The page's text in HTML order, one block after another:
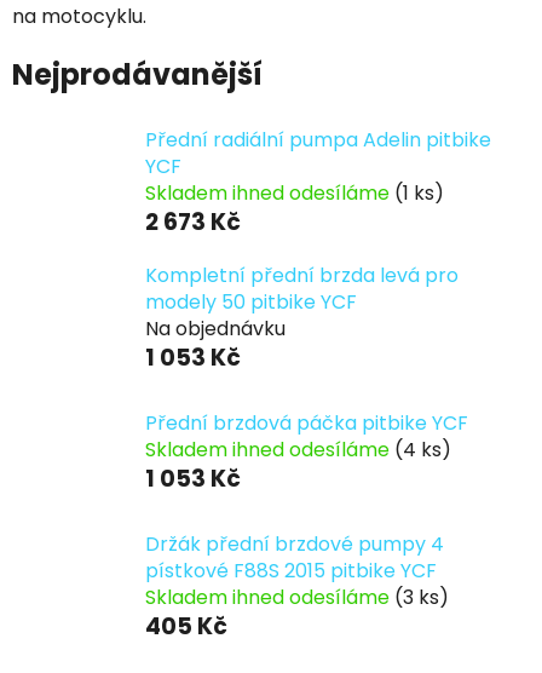
na motocyklu.
Nejprodávanější
Přední radiální pumpa Adelin pitbike
YCF
Skladem ihned odesíláme (1 ks)
2 673 Kč
Kompletní přední brzda levá pro
modely 50 pitbike YCF
Na objednávku
1 053 Kč
Přední brzdová páčka pitbike YCF
Skladem ihned odesíláme (4 ks)
1 053 Kč
Držák přední brzdové pumpy 4
pístkové F88S 2015 pitbike YCF
Skladem ihned odesíláme (3 ks)
405 Kč